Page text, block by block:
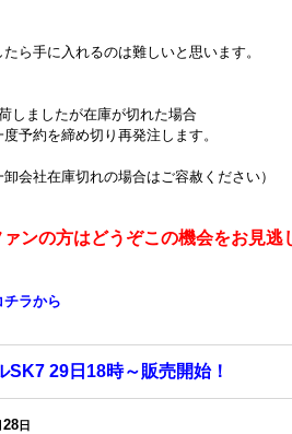
ら手に入れるのは難しいと思います。
しましたが在庫が切れた場合
予約を締め切り再発注します。
卸会社在庫切れの場合はご容赦ください）
ンの方はどうぞこの機会をお見逃
チラから
SK7 29日18時～販売開始！
28日